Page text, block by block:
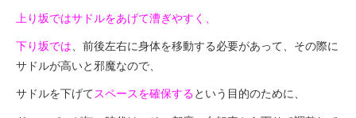
上り坂ではサドルをあげて漕ぎやすく、
下り坂では 、前後左右に身体を移動する必要があって、その際に
サドルが高いと邪魔なので、
サドルを下げてスペースを確保するという目的のために、